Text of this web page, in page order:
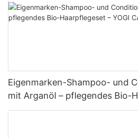
Eigenmarken-Shampoo- und
mit Arganöl – pflegendes Bio-
YOGI CARE